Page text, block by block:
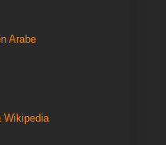
Arabe
Wikipedia